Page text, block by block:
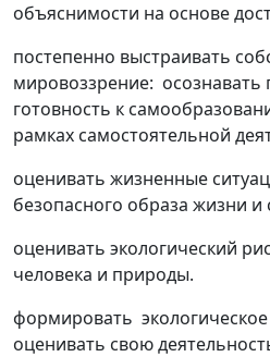
объяснимости на основе
постепенно выстраивать
мировоззрение: осознавать
готовность к
рамках самостоятельной
оценивать жизненные
безопасного образа жизни и
оценивать экологический
человека и природы.
формировать
оценивать свою